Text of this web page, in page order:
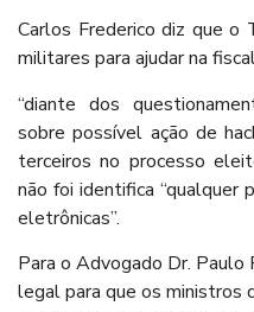
Carlos Frederico diz que o
militares para ajudar na
“diante dos
sobre possível ação de
terceiros no processo
não foi identifica “qualquer
eletrônicas”.
Para o Advogado Dr. Paulo
legal para que os ministros